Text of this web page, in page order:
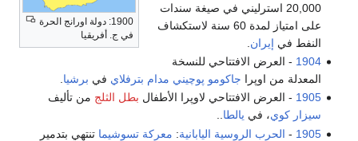
1900: دولة اورانج الحرة
في ج. أفريقيا
20,000 استرليني في صيغة سندات
على امتياز لمدة 60 سنة لاستكشاف
النفط في إيران
1904 - العرض الافتتاحي للنسخة
المعدلة من اوپرا جاكومو پوچيني مدام بترفلاي في برشيا
1905 - العرض الافتتاحي لاوپرا الأطفال بطل الثلج من تأليف
سيزار كوي، في يالطا..
1905
- الحرب الروسية اليابانية: معركة تسوشيما تنتهي بتدمير